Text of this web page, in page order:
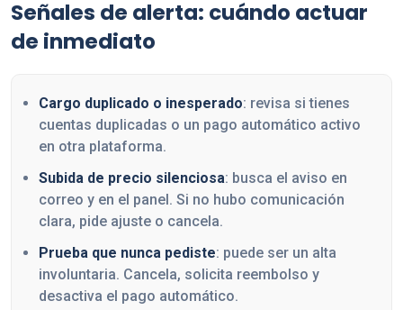
Señales de alerta: cuándo actuar
de inmediato
Cargo duplicado o inesperado: revisa si tienes
cuentas duplicadas o un pago automático activo
en otra plataforma.
Subida de precio silenciosa: busca el aviso en
correo y en el panel. Si no hubo comunicación
clara, pide ajuste o cancela.
Prueba que nunca pediste: puede ser un alta
involuntaria. Cancela, solicita reembolso y
desactiva el pago automático.